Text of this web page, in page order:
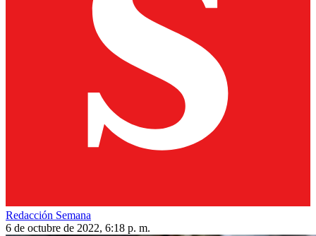
Redacción Semana
6 de octubre de 2022, 6:18 p. m.